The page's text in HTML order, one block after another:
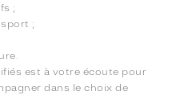
;
;
est à votre écoute pour
dans le choix de